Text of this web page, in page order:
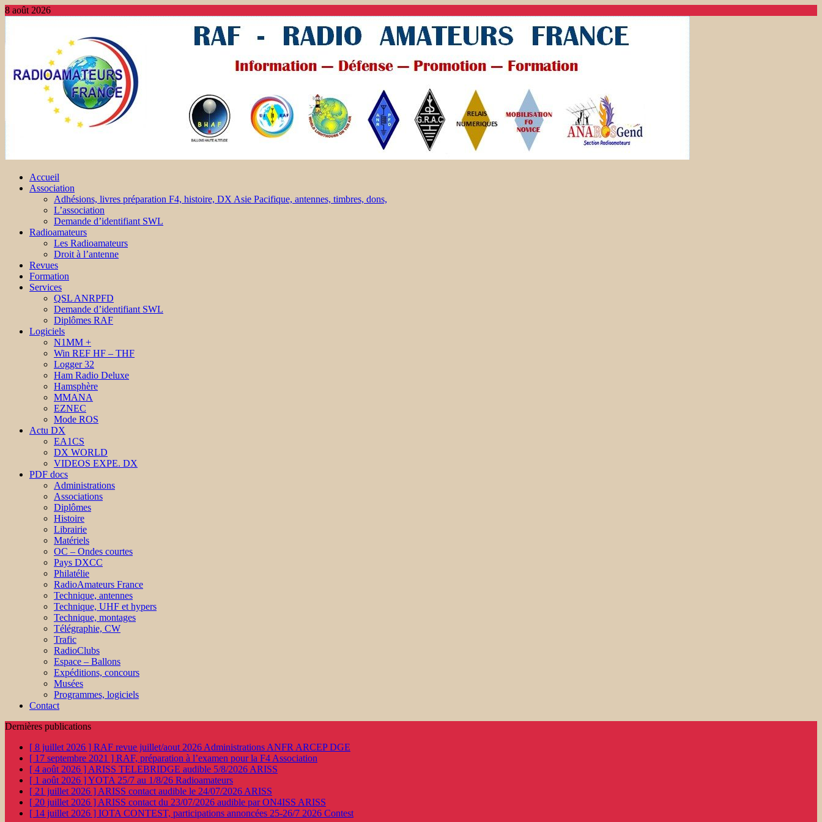
8 août 2026
Accueil
Association
Adhésions, livres préparation F4, histoire, DX Asie Pacifique, antennes, timbres, dons,
L’association
Demande d’identifiant SWL
Radioamateurs
Les Radioamateurs
Droit à l’antenne
Revues
Formation
Services
QSL ANRPFD
Demande d’identifiant SWL
Diplômes RAF
Logiciels
N1MM +
Win REF HF – THF
Logger 32
Ham Radio Deluxe
Hamsphère
MMANA
EZNEC
Mode ROS
Actu DX
EA1CS
DX WORLD
VIDEOS EXPE. DX
PDF docs
Administrations
Associations
Diplômes
Histoire
Librairie
Matériels
OC – Ondes courtes
Pays DXCC
Philatélie
RadioAmateurs France
Technique, antennes
Technique, UHF et hypers
Technique, montages
Télégraphie, CW
Trafic
RadioClubs
Espace – Ballons
Expéditions, concours
Musées
Programmes, logiciels
Contact
Dernières publications
[ 8 juillet 2026 ] RAF revue juillet/aout 2026 Administrations ANFR ARCEP DGE
[ 17 septembre 2021 ] RAF, préparation à l’examen pour la F4 Association
[ 4 août 2026 ] ARISS TELEBRIDGE audible 5/8/2026 ARISS
[ 1 août 2026 ]YOTA 25/7 au 1/8/26 Radioamateurs
[ 21 juillet 2026 ] ARISS contact audible le 24/07/2026 ARISS
[ 20 juillet 2026 ] ARISS contact du 23/07/2026 audible par ON4ISS ARISS
[ 14 juillet 2026 ] IOTA CONTEST, participations annoncées 25-26/7 2026 Contest